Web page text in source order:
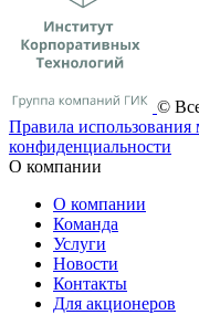
©
Правила использования
конфиденциальности
О компании
О компании
Команда
Услуги
Новости
Контакты
Для акционеров